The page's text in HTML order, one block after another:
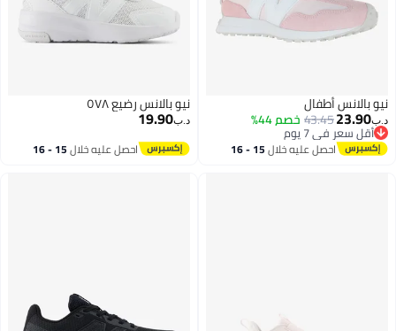
نيو بالانس أطفال
د.ب‏23.90
43.45خصم 44%
أقل سعر في 7 يوم
أقل سعر في 7 يوماحصل عليه خلال 15 - 16
نيو بالانس رضيع ٥٧٨
د.ب‏19.90
احصل عليه خلال 15 - 16